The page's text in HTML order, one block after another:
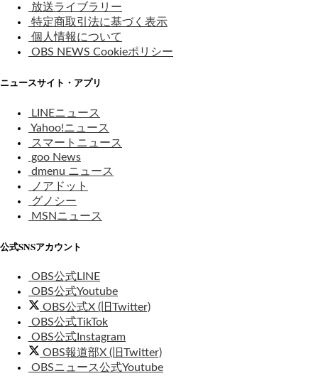
放送ライブラリー
特定商取引法に基づく表示
個人情報について
OBS NEWS Cookieポリシー
ニュースサイト・アプリ
LINEニュース
Yahoo!ニュース
スマートニュース
goo News
dmenu ニュース
ノアドット
グノシー
MSNニュース
公式SNSアカウント
OBS公式LINE
OBS公式Youtube
OBS公式X (旧Twitter)
OBS公式TikTok
OBS公式Instagram
OBS報道部X (旧Twitter)
OBSニュース公式Youtube